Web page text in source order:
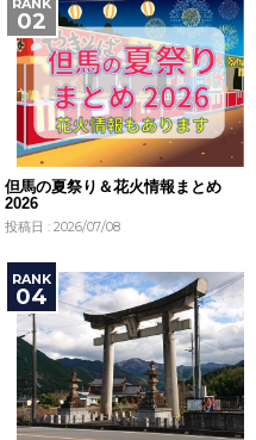
但馬の夏祭り＆花火情報まとめ
2026
投稿日 : 2026/07/08